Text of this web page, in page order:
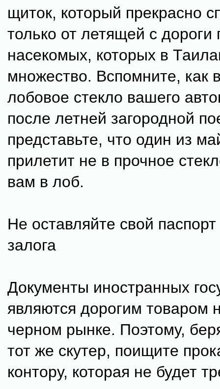
щиток, который прекрасно
только от летящей с
насекомых, которых в
множество. Вспомните, как
лобовое стекло вашего
после летней загородной
представьте, что один из
прилетит не в прочное
вам в лоб.
Не оставляйте свой паспорт
залога
Документы иностранных
являются дорогим товаром
черном рынке. Поэтому,
тот же скутер, поищите
контору, которая не будет